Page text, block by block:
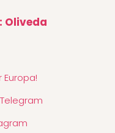
Oliveda